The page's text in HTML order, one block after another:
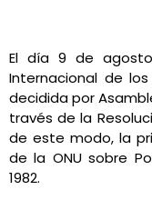
El día 9 de
Internacional de
decidida por
través de la
de este modo, la
de la ONU sobre
1982.